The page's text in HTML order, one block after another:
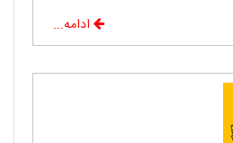
ادامه...